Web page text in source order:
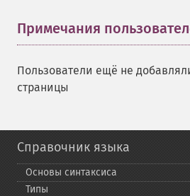
Примечания
Пользователи ещё не
страницы
Справочник языка
Основы синтаксиса
Типы